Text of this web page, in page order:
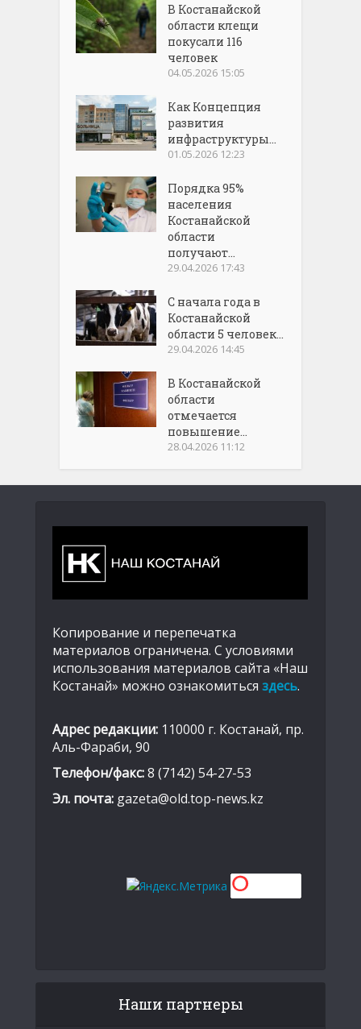
В Костанайской
области клещи
покусали 116
человек
04.05.2026 15:05
Как Концепция
развития
инфраструктуры...
01.05.2026 12:23
Порядка 95%
населения
Костанайской
области
получают...
29.04.2026 17:43
С начала года в
Костанайской
области 5 человек...
29.04.2026 14:45
В Костанайской
области
отмечается
повышение...
28.04.2026 11:12
Копирование и перепечатка
материалов ограничена. С условиями
использования материалов сайта «Наш
Костанай» можно ознакомиться здесь.
Адрес редакции: 110000 г. Костанай, пр.
Аль-Фараби, 90
Телефон/факс:8 (7142) 54-27-53
Эл. почта: gazeta@old.top-news.kz
Наши партнеры